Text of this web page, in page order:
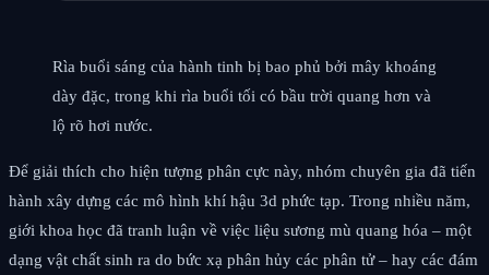
Rìa buổi sáng của hành tinh bị bao phủ bởi mây khoáng
dày đặc, trong khi rìa buổi tối có bầu trời quang hơn và
lộ rõ hơi nước.
Để giải thích cho hiện tượng phân cực này, nhóm chuyên gia đã tiến
hành xây dựng các mô hình khí hậu 3d phức tạp. Trong nhiều năm,
giới khoa học đã tranh luận về việc liệu sương mù quang hóa – một
dạng vật chất sinh ra do bức xạ phân hủy các phân tử – hay các đám